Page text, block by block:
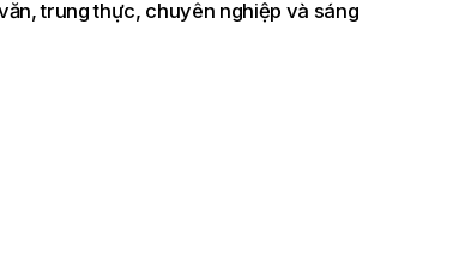
trung thực, chuyên nghiệp và sáng